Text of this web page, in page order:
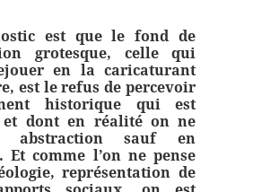
est que le fond de
grotesque, celle qui
en la caricaturant
est le refus de percevoir
historique qui est
dont en réalité on ne
abstraction sauf en
Et comme l’on ne pense
représentation de